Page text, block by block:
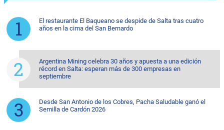
El restaurante El Baqueano se despide de Salta tras cuatro
años en la cima del San Bernardo
Argentina Mining celebra 30 años y apuesta a una edición
récord en Salta: esperan más de 300 empresas en
septiembre
Desde San Antonio de los Cobres, Pacha Saludable ganó el
Semilla de Cardón 2026